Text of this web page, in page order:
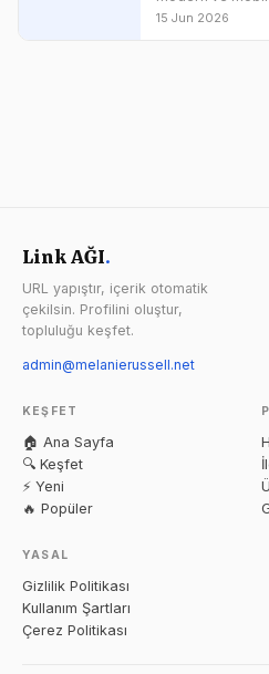
SEO uyumlu,
15 Jun 2026
Link AĞI.
URL yapıştır, içerik otomatik
çekilsin. Profilini oluştur,
topluluğu keşfet.
admin@melanierussell.net
KEŞFET
🏠 Ana Sayfa
🔍 Keşfet
⚡ Yeni
🔥 Popüler
YASAL
Gizlilik Politikası
Kullanım Şartları
Çerez Politikası